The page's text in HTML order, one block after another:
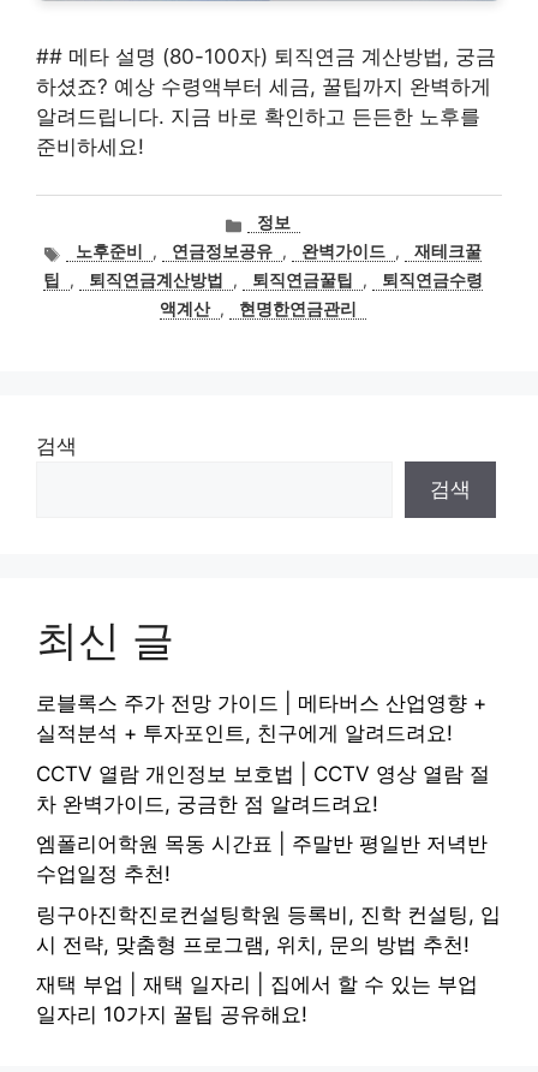
## 메타 설명 (80-100자) 퇴직연금 계산방법, 궁금
하셨죠? 예상 수령액부터 세금, 꿀팁까지 완벽하게
알려드립니다. 지금 바로 확인하고 든든한 노후를
준비하세요!
카
테
고
리
정보
태노후준비 , 연금정보공유 , 완벽가이드 ,
재테크꿀
팁
, 퇴직연금계산방법 , 퇴직연금꿀팁 ,
퇴직연금수령
액계산 , 현명한연금관리
검색
검색
최신 글
로블록스 주가 전망 가이드 | 메타버스 산업영향 +
실적분석 + 투자포인트, 친구에게 알려드려요!
CCTV 열람 개인정보 보호법 | CCTV 영상 열람 절
차 완벽가이드, 궁금한 점 알려드려요!
엠폴리어학원 목동 시간표 | 주말반 평일반 저녁반
수업일정 추천!
링구아진학진로컨설팅학원 등록비, 진학 컨설팅, 입
시 전략, 맞춤형 프로그램, 위치, 문의 방법 추천!
재택 부업 | 재택 일자리 | 집에서 할 수 있는 부업
일자리 10가지 꿀팁 공유해요!